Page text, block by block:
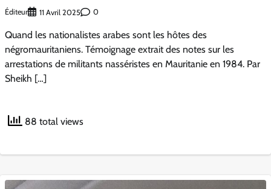
Éditeur 11 Avril 2025 0
Quand les nationalistes arabes sont les hôtes des
négromauritaniens. Témoignage extrait des notes sur les
arrestations de militants nasséristes en Mauritanie en 1984. Par
Sheikh […]
88 total views